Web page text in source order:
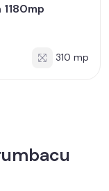
310 mp